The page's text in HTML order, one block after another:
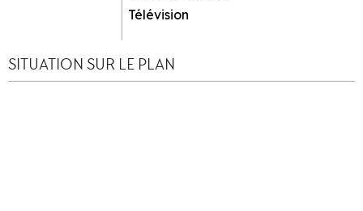
Télévision
SITUATION SUR LE PLAN